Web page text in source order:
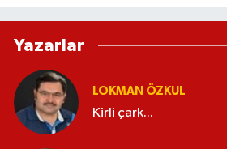
Yazarlar
LOKMAN ÖZKUL
Kirli çark...